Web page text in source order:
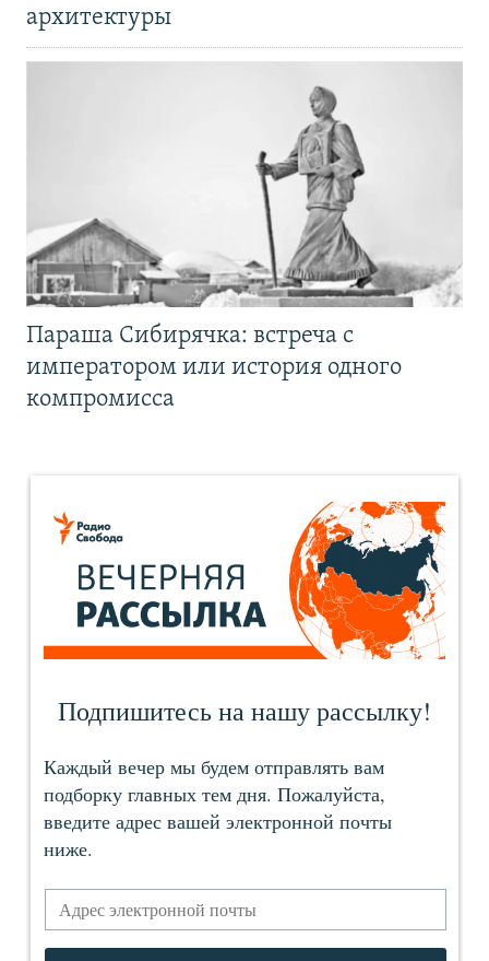
архитектуры
Параша Сибирячка: встреча с
императором или история одного
компромисса